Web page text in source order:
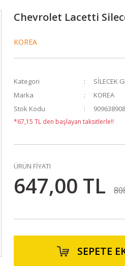
Chevrolet Lacetti
KOREA
Kategori
SİLECEK
Marka
KOREA
Stok Kodu
*67,15 TL den başlayan taksitlerle!!
ÜRÜN FİYATI
647,00 TL
SEPETE